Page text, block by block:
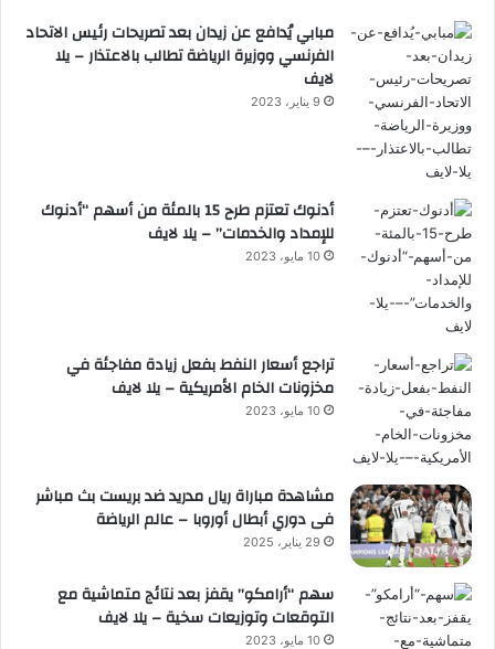
مبابي يُدافع عن زيدان بعد تصريحات رئيس الاتحاد
الفرنسي ووزيرة الرياضة تطالب بالاعتذار – يلا
لايف
9 يناير، 2023
أدنوك تعتزم طرح 15 بالمئة من أسهم “أدنوك
للإمداد والخدمات” – يلا لايف
10 مايو، 2023
تراجع أسعار النفط بفعل زيادة مفاجئة في
مخزونات الخام الأمريكية – يلا لايف
10 مايو، 2023
مشاهدة مباراة ريال مدريد ضد بريست بث مباشر
فى دوري أبطال أوروبا – عالم الرياضة
29 يناير، 2025
سهم “أرامكو” يقفز بعد نتائج متماشية مع
التوقعات وتوزيعات سخية – يلا لايف
10 مايو، 2023